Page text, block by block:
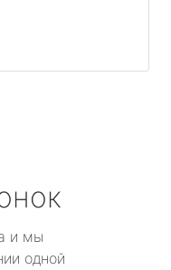
и мы
одной